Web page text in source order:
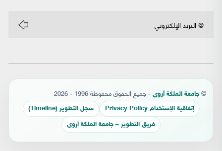
© جامعة الملكة أروى - جميع الحقوق محفوظة 1996 - 2026
إتفاقية الإستخدام Privacy Policy سجل التطوير (Timeline)
فريق التطوير – جامعة الملكة أروى